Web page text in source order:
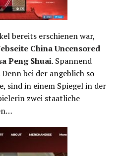
bereits erschienen war,
China Uncensored
Peng Shuai. Spannend
bei der angeblich so
sind in einem Spiegel in der
zwei staatliche